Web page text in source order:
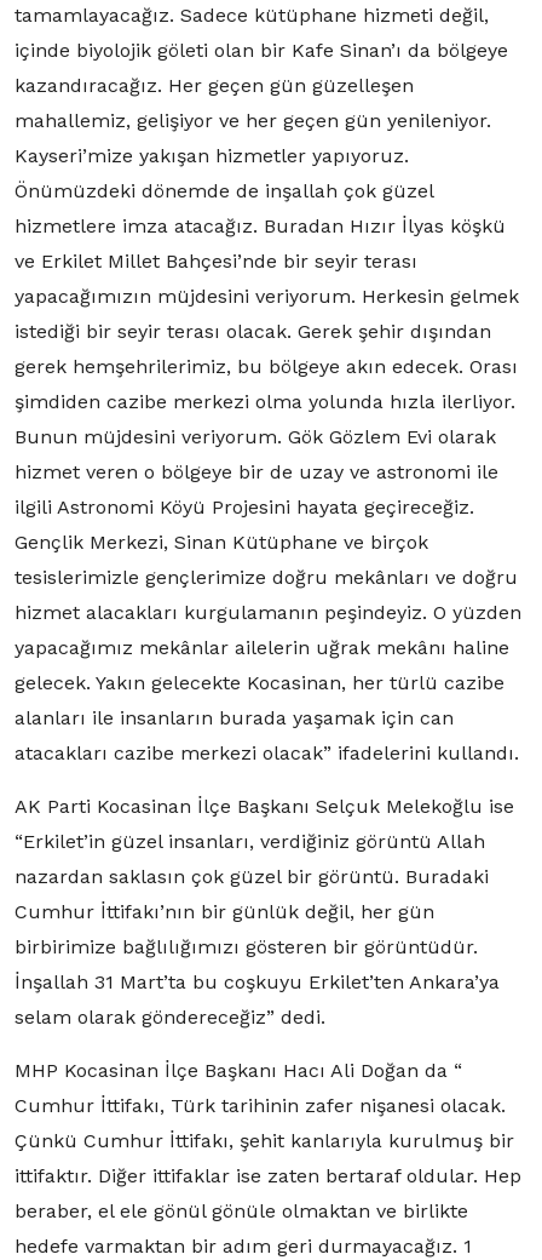
tamamlayacağız. Sadece kütüphane hizmeti değil,
içinde biyolojik göleti olan bir Kafe Sinan’ı da bölgeye
kazandıracağız. Her geçen gün güzelleşen
mahallemiz, gelişiyor ve her geçen gün yenileniyor.
Kayseri’mize yakışan hizmetler yapıyoruz.
Önümüzdeki dönemde de inşallah çok güzel
hizmetlere imza atacağız. Buradan Hızır İlyas köşkü
ve Erkilet Millet Bahçesi’nde bir seyir terası
yapacağımızın müjdesini veriyorum. Herkesin gelmek
istediği bir seyir terası olacak. Gerek şehir dışından
gerek hemşehrilerimiz, bu bölgeye akın edecek. Orası
şimdiden cazibe merkezi olma yolunda hızla ilerliyor.
Bunun müjdesini veriyorum. Gök Gözlem Evi olarak
hizmet veren o bölgeye bir de uzay ve astronomi ile
ilgili Astronomi Köyü Projesini hayata geçireceğiz.
Gençlik Merkezi, Sinan Kütüphane ve birçok
tesislerimizle gençlerimize doğru mekânları ve doğru
hizmet alacakları kurgulamanın peşindeyiz. O yüzden
yapacağımız mekânlar ailelerin uğrak mekânı haline
gelecek. Yakın gelecekte Kocasinan, her türlü cazibe
alanları ile insanların burada yaşamak için can
atacakları cazibe merkezi olacak” ifadelerini kullandı.
AK Parti Kocasinan İlçe Başkanı Selçuk Melekoğlu ise
“Erkilet’in güzel insanları, verdiğiniz görüntü Allah
nazardan saklasın çok güzel bir görüntü. Buradaki
Cumhur İttifakı’nın bir günlük değil, her gün
birbirimize bağlılığımızı gösteren bir görüntüdür.
İnşallah 31 Mart’ta bu coşkuyu Erkilet’ten Ankara’ya
selam olarak göndereceğiz” dedi.
MHP Kocasinan İlçe Başkanı Hacı Ali Doğan da “
Cumhur İttifakı, Türk tarihinin zafer nişanesi olacak.
Çünkü Cumhur İttifakı, şehit kanlarıyla kurulmuş bir
ittifaktır. Diğer ittifaklar ise zaten bertaraf oldular. Hep
beraber, el ele gönül gönüle olmaktan ve birlikte
hedefe varmaktan bir adım geri durmayacağız. 1